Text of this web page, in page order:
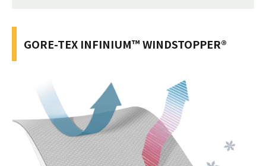
GORE-TEX INFINIUM™ WINDSTOPPER®